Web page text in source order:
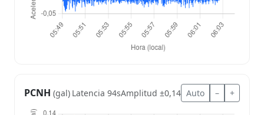
PCNH (gal) Latencia 94sAmplitud ±0,14 Auto – +